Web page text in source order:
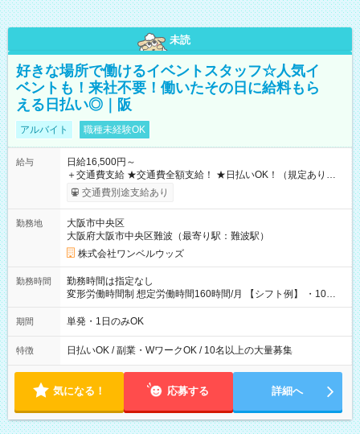
未読
好きな場所で働けるイベントスタッフ☆人気イ
ベントも！来社不要！働いたその日に給料もら
える日払い◎｜阪
アルバイト 職種未経験OK
給与
日給16,500円～
＋交通費支給 ★交通費全額支給！ ★日払いOK！（規定あり） ┗
働いたその日に現金GET♪ お仕事後はコンビニATMから 日払
交通費別途支給あり
勤務地
大阪市中央区
大阪府大阪市中央区難波（最寄り駅：難波駅）
株式会社ワンベルウッズ
勤務時間
勤務時間は指定なし
変形労働時間制 想定労働時間160時間/月 【シフト例】 ・10：
00～20：00
期間 単発・1日のみOK
特徴 日払いOK / 副業・WワークOK / 10名以上の大量募集
気になる！ 応募する 詳細へ